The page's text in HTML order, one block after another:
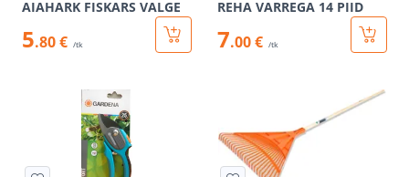
AIAHARK FISKARS VALGE
5.80 € /tk
REHA VARREGA 14 PIID
7.00 € /tk